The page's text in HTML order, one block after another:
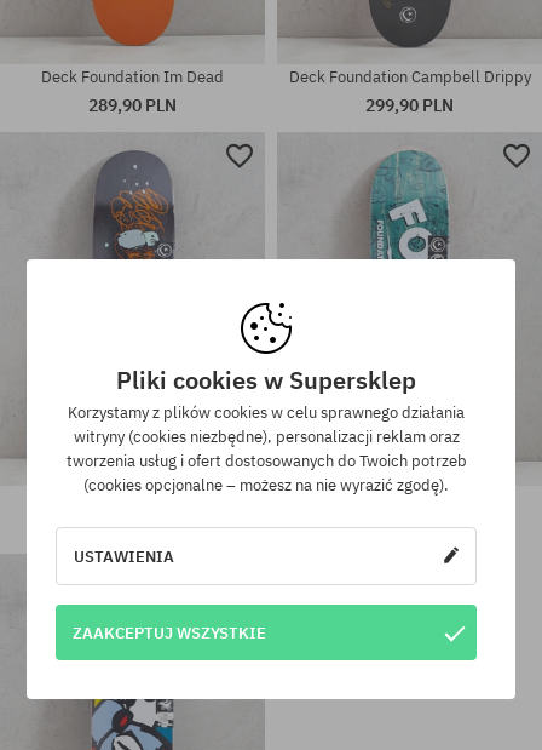
Dostępne rozmiary:
Dostępne rozmiary:
Dostępne rozmiary:
Deck Foundation Im Dead
289,90 PLN
Dostępne rozmiary:
Deck Foundation Campbell Drippy
299,90 PLN
Deck Foundation Glick Heads
299,90 PLN
Deck Foundation Fosko
299,90 PLN
Pliki cookies w Supersklep
Korzystamy z plików cookies w celu sprawnego działania
witryny (cookies niezbędne), personalizacji reklam oraz
tworzenia usług i ofert dostosowanych do Twoich potrzeb
(cookies opcjonalne – możesz na nie wyrazić zgodę).
USTAWIENIA
ZAAKCEPTUJ WSZYSTKIE